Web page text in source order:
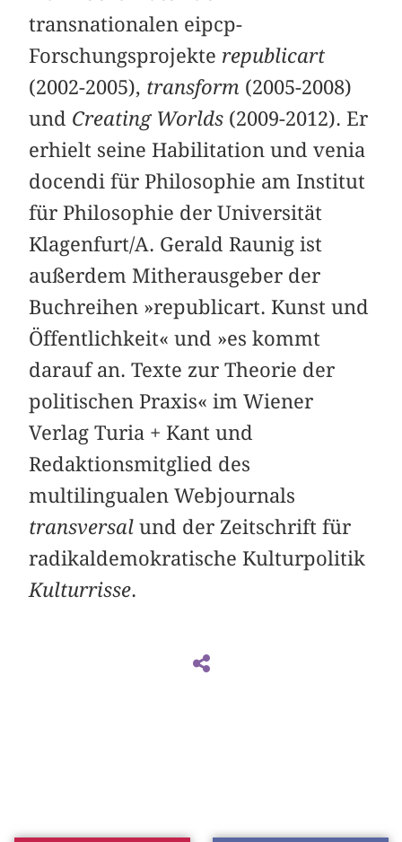
transnationalen eipcp-
Forschungsprojekte republicart
(2002-2005), transform (2005-2008)
und Creating Worlds (2009-2012). Er
erhielt seine Habilitation und venia
docendi für Philosophie am Institut
für Philosophie der Universität
Klagenfurt/A. Gerald Raunig ist
außerdem Mitherausgeber der
Buchreihen »republicart. Kunst und
Öffentlichkeit« und »es kommt
darauf an. Texte zur Theorie der
politischen Praxis« im Wiener
Verlag Turia + Kant und
Redaktionsmitglied des
multilingualen Webjournals
transversalund der Zeitschrift für
radikaldemokratische Kulturpolitik
Kulturrisse.